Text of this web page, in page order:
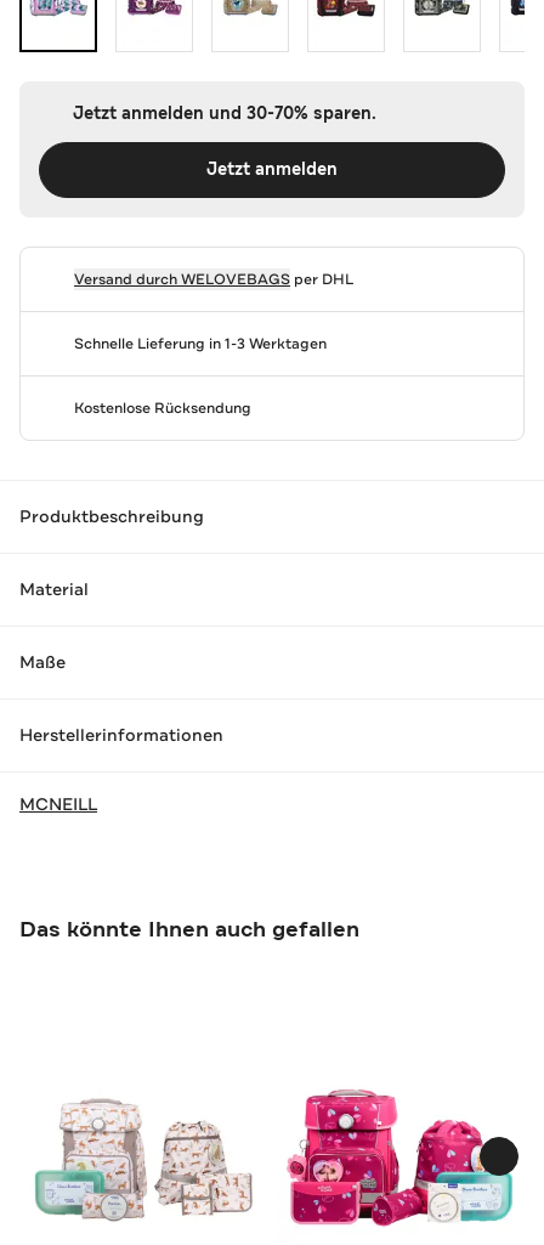
Jetzt anmelden und 30-70% sparen.
Jetzt anmelden
Versand durchWELOVEBAGSper DHL
Schnelle Lieferung in 1-3 Werktagen
Kostenlose Rücksendung
Produktbeschreibung
Material
Maße
Herstellerinformationen
MCNEILL
Das könnte Ihnen auch gefallen